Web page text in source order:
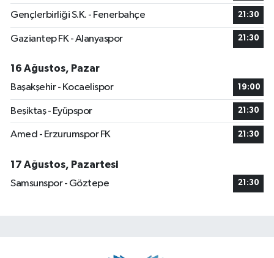
Gençlerbirliği S.K. - Fenerbahçe 21:30
Gaziantep FK - Alanyaspor 21:30
16 Ağustos, Pazar
Başakşehir - Kocaelispor
19:00
Beşiktaş - Eyüpspor 21:30
Amed - Erzurumspor FK 21:30
17 Ağustos, Pazartesi
Samsunspor - Göztepe
21:30